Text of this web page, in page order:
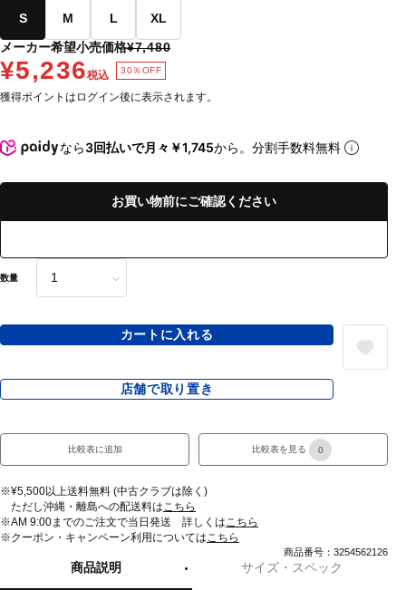
S M L
XL
メーカー希望小売価格¥7,480
¥5,236税込 30％OFF
獲得ポイントはログイン後に表示されます。
なら3回払いで月々￥1,745から。分割手数料無料
お買い物前にご確認ください
数量
カートに入れる
店舗で取り置き
比較表に追加 比較表を見る 0
※¥5,500以上送料無料 (中古クラブは除く)
ただし沖縄・離島への配送料はこちら
※AM 9:00までのご注文で当日発送 詳しくはこちら
※クーポン・キャンペーン利用についてはこちら
商品番号：3254562126
商品説明 サイズ・スペック